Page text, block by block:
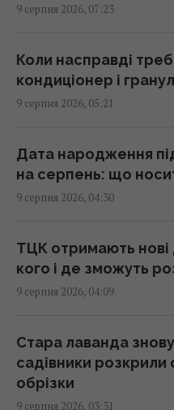
Археологи виявили у
здивувало
02:59 неділя, 09 серпня 2026
через два роки
02:33 неділя, 09 серпня 2026
свіжа партія зброї
02:27 неділя, 09 серпня 2026
переховується в
01:58 неділя, 09 серпня 2026
9 серпня 2026, 07:23
Коли насправді
кондиціонер і
9 серпня 2026, 05:21
Дата народження
на серпень: що
9 серпня 2026, 04:30
ТЦК отримають нові
кого і де зможуть
9 серпня 2026, 04:09
Стара лаванда
садівники розкрили
обрізки
9 серпня 2026, 03:31